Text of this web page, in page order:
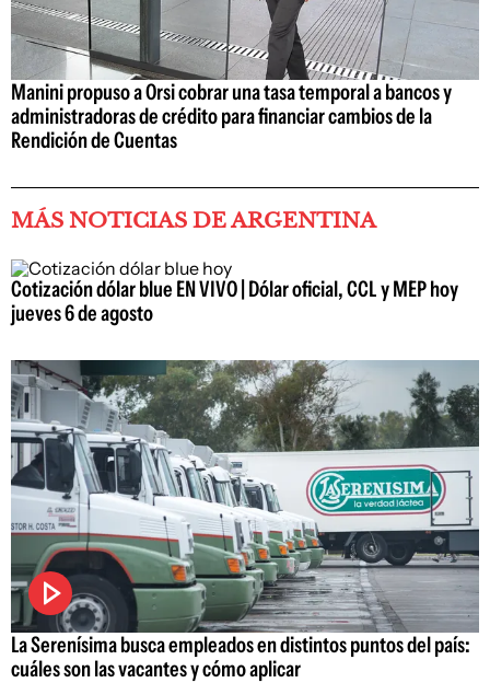
Manini propuso a Orsi cobrar una tasa temporal a bancos y
administradoras de crédito para financiar cambios de la
Rendición de Cuentas
MÁS NOTICIAS DE ARGENTINA
Cotización dólar blue EN VIVO | Dólar oficial, CCL y MEP hoy
jueves 6 de agosto
La Serenísima busca empleados en distintos puntos del país:
cuáles son las vacantes y cómo aplicar